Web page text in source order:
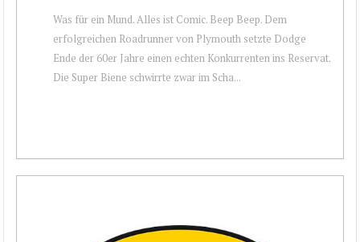
Was für ein Mund. Alles ist Comic. Beep Beep. Dem
erfolgreichen Roadrunner von Plymouth setzte Dodge
Ende der 60er Jahre einen echten Konkurrenten ins Reservat.
Die Super Biene schwirrte zwar im Scha...